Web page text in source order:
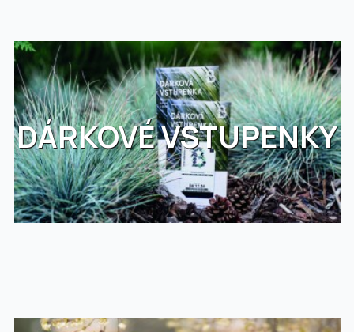
DÁRKOVÉ VSTUPENKY